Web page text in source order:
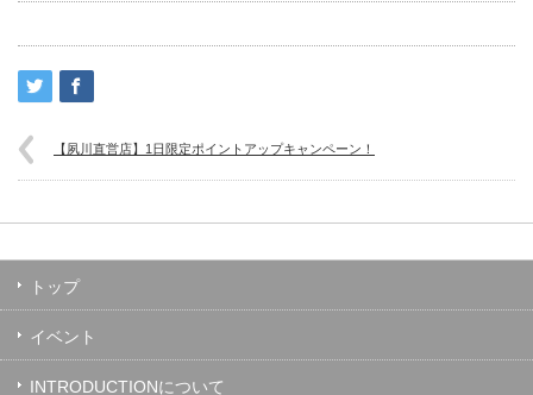
【夙川直営店】1日限定ポイントアップキャンペーン！
トップ
イベント
INTRODUCTIONについて